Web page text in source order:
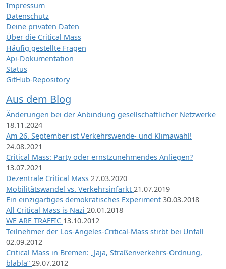
Impressum
Datenschutz
Deine privaten Daten
Über die Critical Mass
Häufig gestellte Fragen
Api-Dokumentation
Status
GitHub-Repository
Aus dem Blog
Änderungen bei der Anbindung gesellschaftlicher Netzwerke
18.11.2024
Am 26. September ist Verkehrswende- und Klimawahl!
24.08.2021
Critical Mass: Party oder ernstzunehmendes Anliegen?
13.07.2021
Dezentrale Critical Mass 27.03.2020
Mobilitätswandel vs. Verkehrsinfarkt 21.07.2019
Ein einzigartiges demokratisches Experiment 30.03.2018
All Critical Mass is Nazi 20.01.2018
WE ARE TRAFFIC 13.10.2012
Teilnehmer der Los-Angeles-Critical-Mass stirbt bei Unfall
02.09.2012
Critical Mass in Bremen: „Jaja, Straßenverkehrs-Ordnung,
blabla“ 29.07.2012